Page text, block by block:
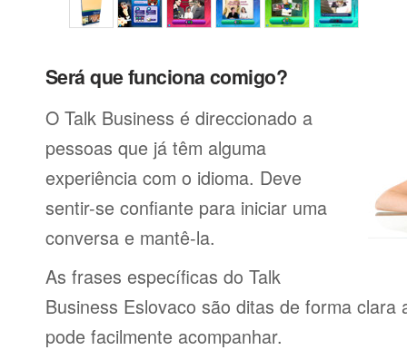
Será que funciona comigo?
O Talk Business é direccionado a
pessoas que já têm alguma
experiência com o idioma. Deve
sentir-se confiante para iniciar uma
conversa e mantê-la.
As frases específicas do Talk
Business Eslovaco são ditas de forma clara
pode facilmente acompanhar.